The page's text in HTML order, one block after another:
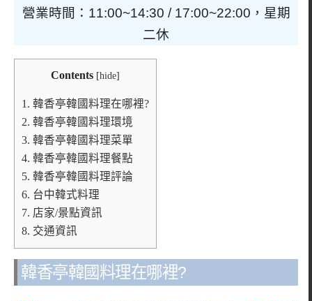
營業時間：11:00~14:30 / 17:00~22:00，星期
二休
Contents [hide]
1. 韓香亭韓國料理在哪裡?
2. 韓香亭韓國料理環境
3. 韓香亭韓國料理菜單
4. 韓香亭韓國料理餐點
5. 韓香亭韓國料理評論
6. 台中韓式料理
7. 店家/景點資訊
8. 交通資訊
韓香亭韓國料理在哪裡?